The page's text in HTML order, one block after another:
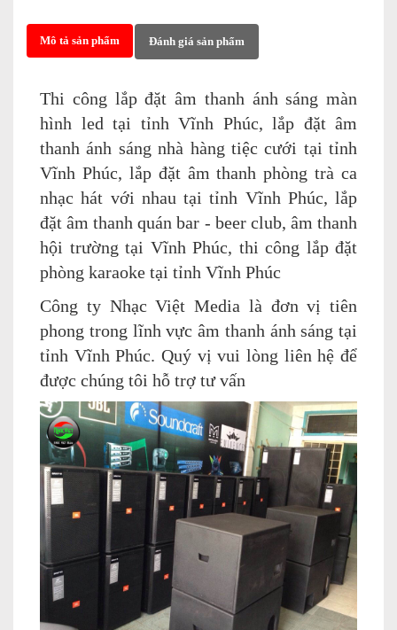
Mô tả sản phẩm Đánh giá sản phẩm
Thi công lắp đặt âm thanh ánh sáng màn
hình led tại tỉnh Vĩnh Phúc, lắp đặt âm
thanh ánh sáng nhà hàng tiệc cưới tại tỉnh
Vĩnh Phúc, lắp đặt âm thanh phòng trà ca
nhạc hát với nhau tại tỉnh Vĩnh Phúc, lắp
đặt âm thanh quán bar - beer club, âm thanh
hội trường tại Vĩnh Phúc, thi công lắp đặt
phòng karaoke tại tỉnh Vĩnh Phúc
Công ty Nhạc Việt Media là đơn vị tiên
phong trong lĩnh vực âm thanh ánh sáng tại
tỉnh Vĩnh Phúc. Quý vị vui lòng liên hệ để
được chúng tôi hỗ trợ tư vấn